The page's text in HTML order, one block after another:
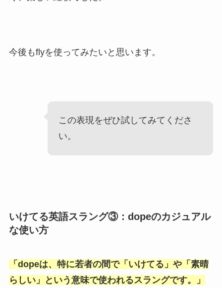
今後もflyを使ってみたいと思います。
この表現をぜひ試してみてくださ
い。
いけてる英語スラング③：dopeのカジュアル
な使い方
「 dopeは、特に若者の間で「いけてる 」や「 素晴
らしい」という意味で使われるスラングです。」